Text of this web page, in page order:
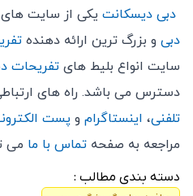
دبی دیسکانت یکی از سایت های
دبی و بزرگ ترین ارائه دهنده
سایت انواع بلیط های تفریحات
دسترس می باشد. راه های
تلفنی، اینستاگرام و پست
مراجعه به صفحه تماس با ما می
دسته بندی مطالب :